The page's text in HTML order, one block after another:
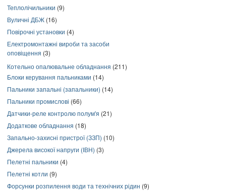
Теплолічильники (9)
Вуличні ДБЖ (16)
Повірочні установки (4)
Електромонтажні вироби та засоби
оповіщення (3)
Котельно опалювальне обладнання (211)
Блоки керування пальниками (14)
Пальники запальні (запальники) (14)
Пальники промислові (66)
Датчики-реле контролю полум'я (21)
Додаткове обладнання (18)
Запально-захисні пристрої (ЗЗП) (10)
Джерела високої напруги (ІВН) (3)
Пелетні пальники (4)
Пелетні котли (9)
Форсунки розпилення води та технічних рідин (9)